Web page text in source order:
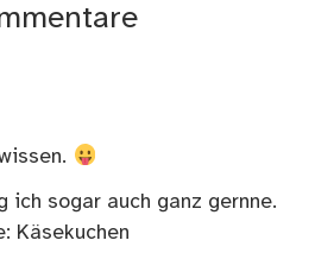
ich sogar auch ganz gernne.
Käsekuchen